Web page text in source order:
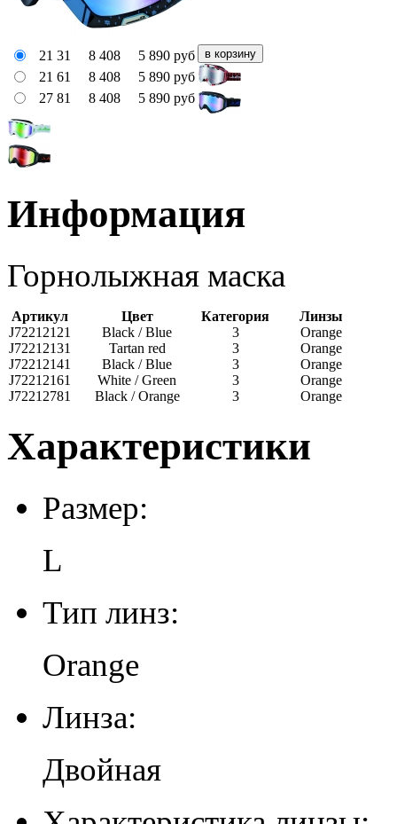
21 31 8 408 5 890 руб
21 61
8 408 5 890 руб
27 81
8 408 5 890 руб
Информация
Горнолыжная маска
Артикул Цвет Категория
Линзы
J72212121
Black / Blue 3
Orange
J72212131
Tartan red 3
Orange
J72212141
Black / Blue 3
Orange
J72212161
White / Green 3
Orange
J72212781
Black / Orange 3 Orange
Характеристики
Размер:
L
Тип линз:
Orange
Линза:
Двойная